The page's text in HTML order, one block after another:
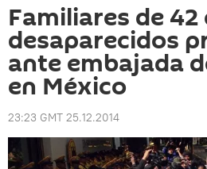
Familiares de
desaparecidos
ante embajada
en México
23:23 GMT 25.12.2014